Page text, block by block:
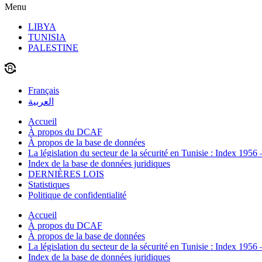
Menu
LIBYA
TUNISIA
PALESTINE
Français
العربية
Accueil
À propos du DCAF
À propos de la base de données
La législation du secteur de la sécurité en Tunisie : Index 1956
Index de la base de données juridiques
DERNIÈRES LOIS
Statistiques
Politique de confidentialité
Accueil
À propos du DCAF
À propos de la base de données
La législation du secteur de la sécurité en Tunisie : Index 1956
Index de la base de données juridiques